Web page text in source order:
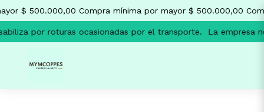
$ 500.000,00 Compra mínima por mayor $ 500.000,00
por roturas ocasionadas por el transporte. La empresa